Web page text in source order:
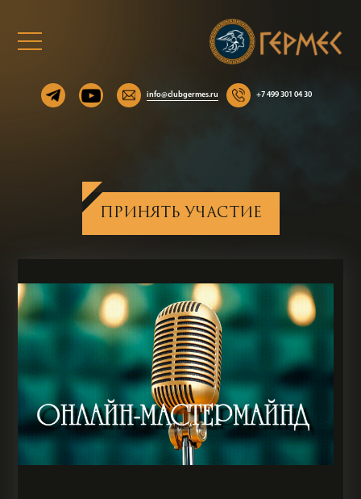
info@clubgermes.ru +7 499 301 04 30
ПРИНЯТЬ УЧАСТИЕ